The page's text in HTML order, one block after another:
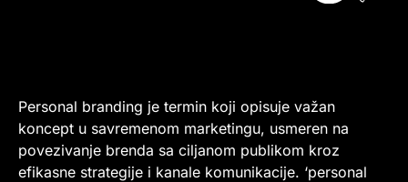
Personal branding je termin koji opisuje važan
koncept u savremenom marketingu, usmeren na
povezivanje brenda sa ciljanom publikom kroz
efikasne strategije i kanale komunikacije. ‘personal